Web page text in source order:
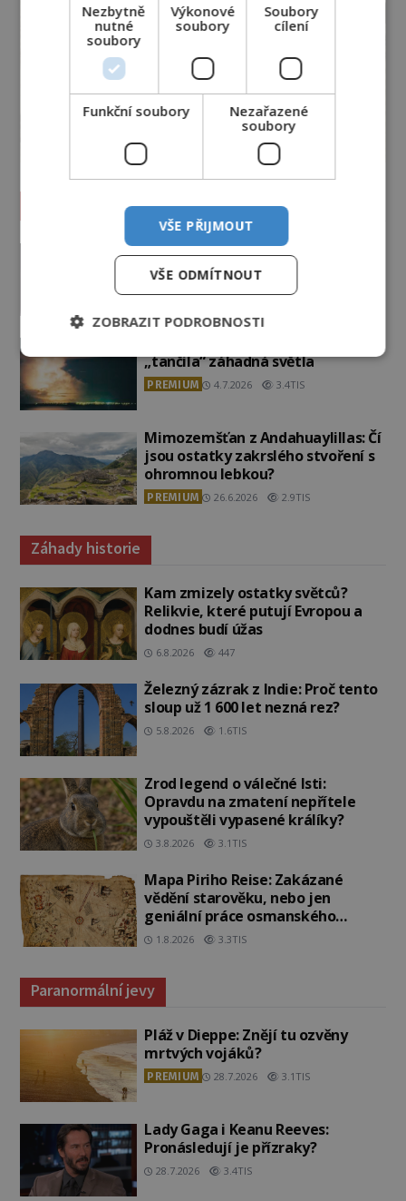
Vesmír a technologie
Podivné události roku 2023: Jsou
Američané v obležení UFO?
3.5TIS
„tančila“ záhadná světla
PREMIUM 4.7.2026 3.4TIS
Mimozemšťan z Andahuaylillas: Čí
jsou ostatky zakrslého stvoření s
ohromnou lebkou?
PREMIUM 26.6.2026 2.9TIS
Záhady historie
Kam zmizely ostatky světců?
Relikvie, které putují Evropou a
dodnes budí úžas
6.8.2026 447
Železný zázrak z Indie: Proč tento
sloup už 1 600 let nezná rez?
5.8.2026 1.6TIS
Zrod legend o válečné lsti:
Opravdu na zmatení nepřítele
vypouštěli vypasené králíky?
3.8.2026 3.1TIS
Mapa Piriho Reise: Zakázané
vědění starověku, nebo jen
geniální práce osmanského
admirála?
1.8.2026 3.3TIS
Paranormální jevy
Pláž v Dieppe: Znějí tu ozvěny
mrtvých vojáků?
PREMIUM 28.7.2026 3.1TIS
Lady Gaga i Keanu Reeves:
Pronásledují je přízraky?
28.7.2026 3.4TIS
Nezbytně
nutné
soubory
Výkonové
soubory
Soubory
cílení
Funkční soubory
Nezařazené
soubory
VŠE PŘIJMOUT
VŠE ODMÍTNOUT
ZOBRAZIT PODROBNOSTI